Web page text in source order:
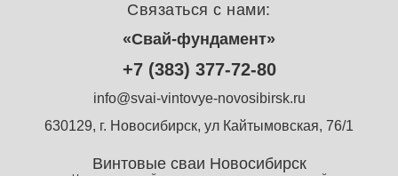
Связаться с нами:
«Свай-фундамент»
+7 (383) 377-72-80
info@svai-vintovye-novosibirsk.ru
630129, г. Новосибирск, ул Кайтымовская, 76/1
Винтовые сваи Новосибирск